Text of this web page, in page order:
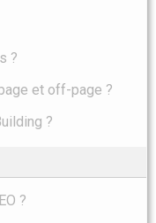
?
et off-page ?
?
?